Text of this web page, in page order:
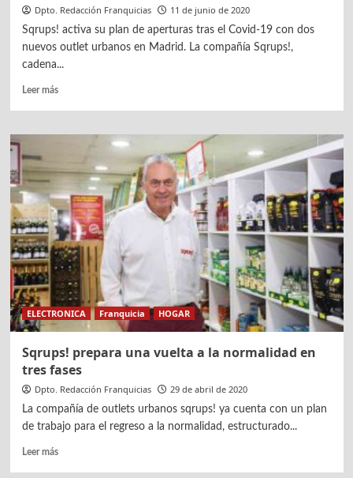
Dpto. Redacción Franquicias 11 de junio de 2020
Sqrups! activa su plan de aperturas tras el Covid-19 con dos
nuevos outlet urbanos en Madrid. La compañía Sqrups!,
cadena...
Leer másLeer
Sqrups!
plan
de
aperturas
tras
el
Covid-
19
ELECTRONICA Franquicia HOGAR
Sqrups! prepara una vuelta a la normalidad en
tres fases
Dpto. Redacción Franquicias 29 de abril de 2020
La compañía de outlets urbanos sqrups! ya cuenta con un plan
de trabajo para el regreso a la normalidad, estructurado...
Leer másLeer